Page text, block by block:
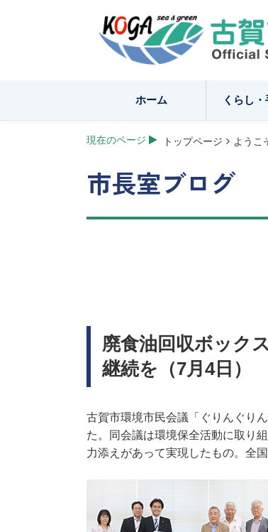
ホーム くらし
現在のページ トップページ ようこ
市長室ブログ
廃食油回収ボック
継続を（7月4日）
古賀市環境市民会議「ぐりんぐり
た。同会議は環境保全活動に取り
力添えがあって実現したもの。全